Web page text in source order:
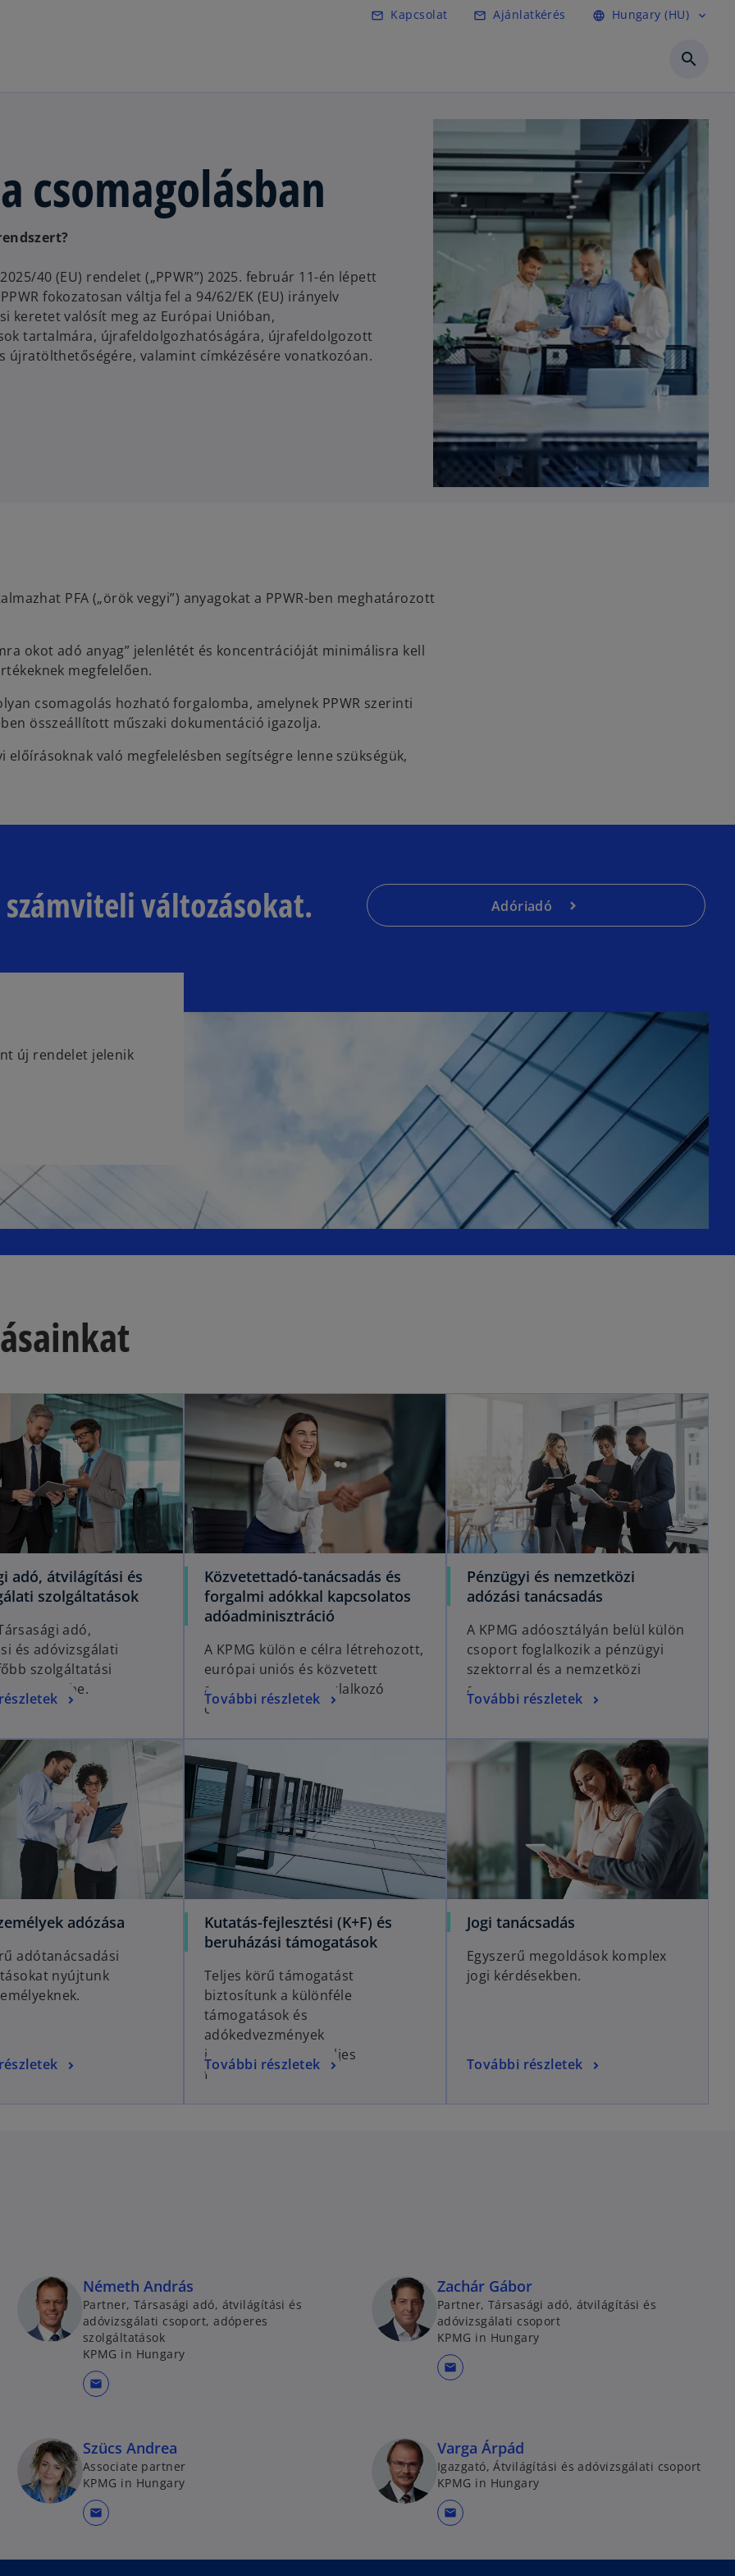
mail_outline Kapcsolat mail_outline Ajánlatkérés language Hungary (HU) expand_more
search
csomagolásban
40 (EU) rendelet („PPWR”) 2025. február 11-én lépett
fokozatosan váltja fel a 94/62/EK (EU) irányelv
keretet valósít meg az Európai Unióban,
tartalmára, újrafeldolgozhatóságára, újrafeldolgozott
valamint címkézésére vonatkozóan.
PFA („örök vegyi”) anyagokat a PPWR-ben meghatározott
okot adó anyag” jelenlétét és koncentrációját minimálisra kell
megfelelően.
csomagolás hozható forgalomba, amelynek PPWR szerinti
összeállított műszaki dokumentáció igazolja.
való megfelelésben segítségre lenne szükségük,
számviteli változásokat. Adóriadó
új rendelet jelenik
adó, átvilágítási és
szolgáltatások
adó,
és adóvizsgálati
szolgáltatási
mutatjuk be.
Közvetettadó-tanácsadás és
forgalmi adókkal kapcsolatos
adóadminisztráció
A KPMG külön e célra létrehozott,
európai uniós és közvetett
adózási ügyekkel foglalkozó
csoportja.
További részletek
Pénzügyi és nemzetközi
adózási tanácsadás
A KPMG adóosztályán belül külön
csoport foglalkozik a pénzügyi
szektorral és a nemzetközi
adózással.
További részletek
adózása
adótanácsadási
nyújtunk
Kutatás-fejlesztési (K+F) és
beruházási támogatások
Teljes körű támogatást
biztosítunk a különféle
támogatások és
adókedvezmények
igénybevételének teljes
folyamatában.
További részletek
Jogi tanácsadás
Egyszerű megoldások komplex
jogi kérdésekben.
További részletek
Németh András
Partner, Társasági adó, átvilágítási és
adóvizsgálati csoport, adóperes
szolgáltatások
KPMG in Hungary
mail
Zachár Gábor
Partner, Társasági adó, átvilágítási és
adóvizsgálati csoport
KPMG in Hungary
mail
Szücs Andrea
Associate partner
KPMG in Hungary
mail
Varga Árpád
Igazgató, Átvilágítási és adóvizsgálati csoport
KPMG in Hungary
mail